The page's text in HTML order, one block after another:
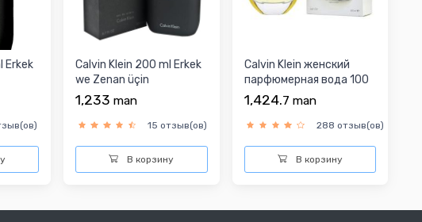
Erkek
Calvin Klein 200 ml Erkek
we Zenan üçin
Parfýumeriýa suwy
1,233man
15 отзыв(ов)
В корзину
Calvin Klein женский
парфюмерная вода 100
мл
1,424.7 man
288 отзыв(ов)
В корзину